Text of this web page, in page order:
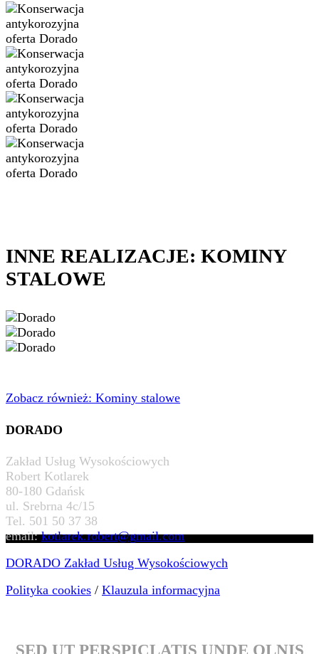
INNE REALIZACJE: KOMINY
STALOWE
Zobacz również: Kominy stalowe
DORADO
Zakład Usług Wysokościowych
Robert Kotlarek
80-180 Gdańsk
ul. Srebrna 4c/15
Tel. 501 50 37 38
email:kotlarek.robert@gmail.com
DORADO Zakład Usług Wysokościowych
Polityka cookies / Klauzula informacyjna
SED UT PERSPICLATIS UNDE OLNIS